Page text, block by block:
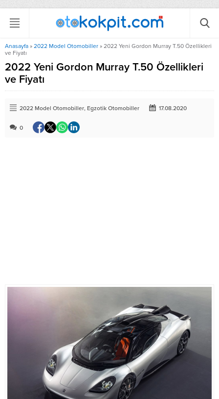
Anasayfa » 2022 Model Otomobiller » 2022 Yeni Gordon Murray T.50 Özellikleri
ve Fiyatı
2022 Yeni Gordon Murray T.50 Özellikleri
ve Fiyatı
2022 Model Otomobiller, Egzotik Otomobiller 17.08.2020
0